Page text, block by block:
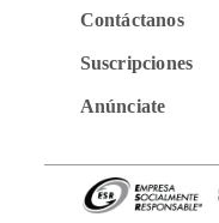
Contáctanos
Suscripciones
Anúnciate